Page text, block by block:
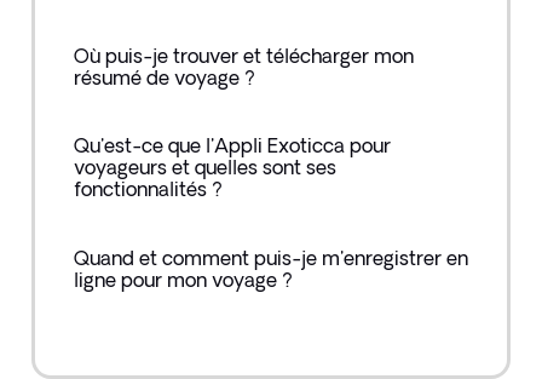
Où puis-je trouver et télécharger mon
résumé de voyage ?
Qu'est-ce que l'Appli Exoticca pour
voyageurs et quelles sont ses
fonctionnalités ?
Quand et comment puis-je m'enregistrer en
ligne pour mon voyage ?